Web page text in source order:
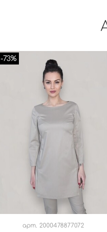
-73%
арт. 2000478877072